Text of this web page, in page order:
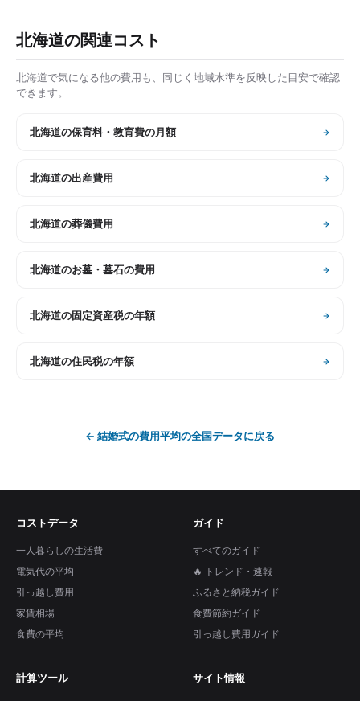
北海道の関連コスト
北海道で気になる他の費用も、同じく地域水準を反映した目安で確認
できます。
北海道の保育料・教育費の月額
北海道の出産費用
北海道の葬儀費用
北海道のお墓・墓石の費用
北海道の固定資産税の年額
北海道の住民税の年額
← 結婚式の費用平均の全国データに戻る
コストデータ
一人暮らしの生活費
電気代の平均
引っ越し費用
家賃相場
食費の平均
ガイド
すべてのガイド
🔥 トレンド・速報
ふるさと納税ガイド
食費節約ガイド
引っ越し費用ガイド
計算ツール サイト情報